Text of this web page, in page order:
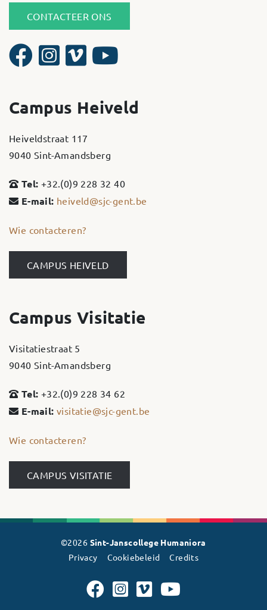
CONTACTEER ONS
Campus Heiveld
Heiveldstraat 117
9040 Sint-Amandsberg
Tel: +32.(0)9 228 32 40
E-mail: heiveld@sjc-gent.be
Wie contacteren?
CAMPUS HEIVELD
Campus Visitatie
Visitatiestraat 5
9040 Sint-Amandsberg
Tel: +32.(0)9 228 34 62
E-mail: visitatie@sjc-gent.be
Wie contacteren?
CAMPUS VISITATIE
©2026 Sint-Janscollege Humaniora
Privacy
Cookiebeleid Credits